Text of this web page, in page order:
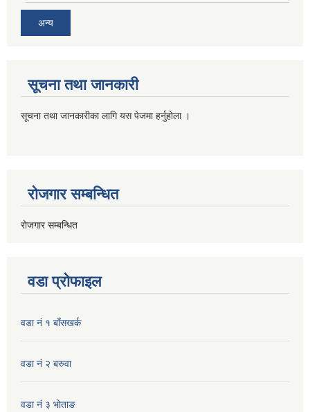
अन्य
सूचना तथा जानकारी
सूचना तथा जानकारीका लागि यस पेजमा हर्नुहोला ।
रोजगार सम्बन्धित
रोजगार सम्बन्धित
वडा प्रोफाइल
वडा नं १ बाँसखर्क
वडा नं २ बरुवा
वडा नं ३ भाेताङ